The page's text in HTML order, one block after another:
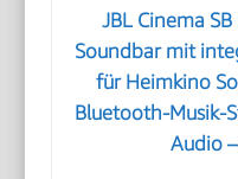
JBL Cinema
Soundbar mit
für Heimkino
Bluetooth-Musik-
Audio